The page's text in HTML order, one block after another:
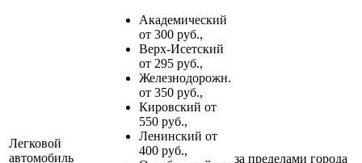
Легковой
автомобиль
Академический
от 300 руб.,
Верх-Исетский
от 295 руб.,
Железнодорожн.
от 350 руб.,
Кировский от
550 руб.,
Ленинский от
400 руб.,
за пределами города